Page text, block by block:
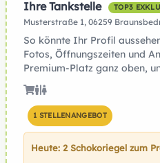
Ihre Tankstelle TOP3
Musterstraße 1, 06259
So könnte Ihr Profil
Fotos, Öffnungszeiten und
Premium-Platz ganz oben,
1 STELLENANGEBOT
Heute: 2 Schokoriegel zum